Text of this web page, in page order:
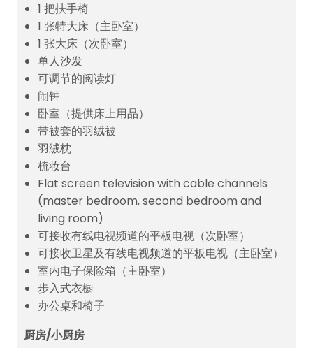
1 把扶手椅
1 张特大床（主卧室）
1 张大床（次卧室）
单人沙发
可调节的阅读灯
闹钟
卧室（提供床上用品）
带被套的羽绒被
羽绒枕
梳妆台
Flat screen television with cable channels
(master bedroom, second bedroom and
living room)
可接收有线电视频道的平板电视（次卧室）
可接收卫星及有线电视频道的平板电视（主卧室）
室内电子保险箱（主卧室）
步入式衣橱
办公桌和椅子
厨房/小厨房